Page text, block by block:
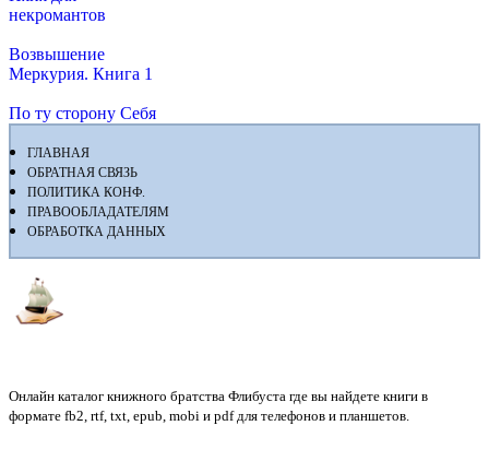
некромантов
Возвышение
Меркурия. Книга 1
По ту сторону Себя
ГЛАВНАЯ
ОБРАТНАЯ СВЯЗЬ
ПОЛИТИКА КОНФ.
ПРАВООБЛАДАТЕЛЯМ
ОБРАБОТКА ДАННЫХ
Онлайн каталог книжного братства Флибуста где вы найдете книги в
формате fb2, rtf, txt, epub, mobi и pdf для телефонов и планшетов.